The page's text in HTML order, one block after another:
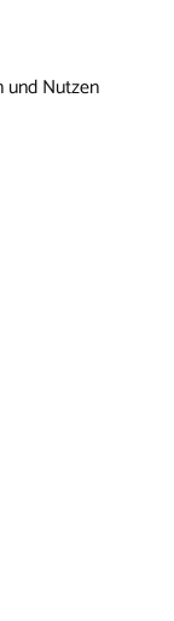
und Nutzen